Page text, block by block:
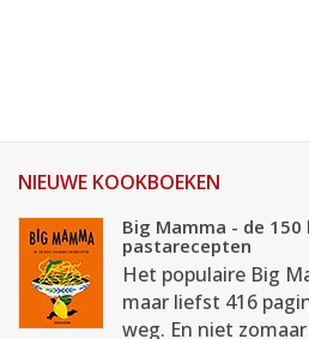
NIEUWE KOOKBOEKEN
Big Mamma - de
pastarecepten
Het populaire Big
maar liefst 416
weg. En niet